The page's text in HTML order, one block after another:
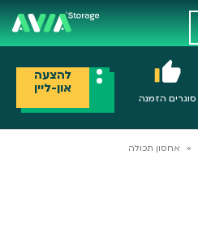
סוגרים הזמנה
להצעה
און-ליין
» אחסון תכולה